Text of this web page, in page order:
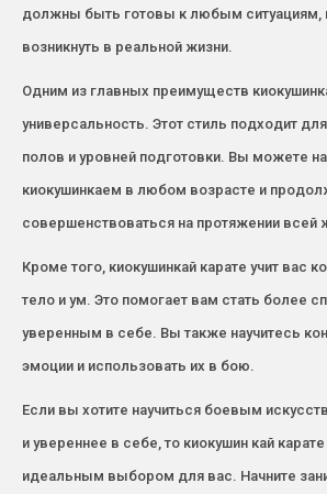
должны быть готовы к любым ситуациям,
возникнуть в реальной жизни.
Одним из главных преимуществ
универсальность. Этот стиль подходит
полов и уровней подготовки. Вы можете
киокушинкаем в любом возрасте и
совершенствоваться на протяжении всей
Кроме того, киокушинкай карате учит вас
тело и ум. Это помогает вам стать более
уверенным в себе. Вы также научитесь
эмоции и использовать их в бою.
Если вы хотите научиться боевым
и увереннее в себе, то киокушин кай
идеальным выбором для вас. Начните